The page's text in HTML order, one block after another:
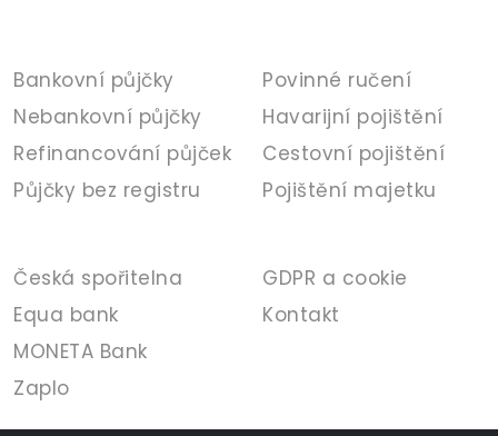
Bankovní půjčky
Nebankovní půjčky
Refinancování půjček
Půjčky bez registru
Povinné ručení
Havarijní pojištění
Cestovní pojištění
Pojištění majetku
Česká spořitelna
Equa bank
MONETA Bank
Zaplo
GDPR a cookie
Kontakt